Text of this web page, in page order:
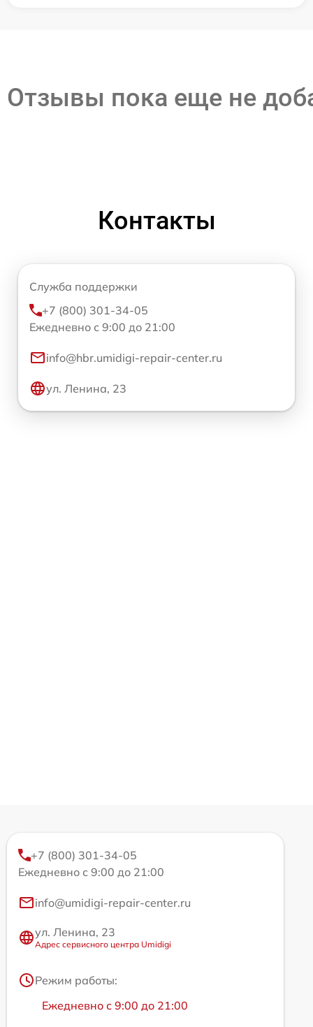
Отзывы пока еще не
Контакты
Служба поддержки
+7 (800) 301-34-05
Ежедневно с 9:00 до 21:00
info@hbr.umidigi-repair-center.ru
ул. Ленина, 23
+7 (800) 301-34-05
Ежедневно с 9:00 до 21:00
info@umidigi-repair-center.ru
ул. Ленина, 23
Адрес сервисного центра Umidigi
Режим работы:
Ежедневно с 9:00 до 21:00